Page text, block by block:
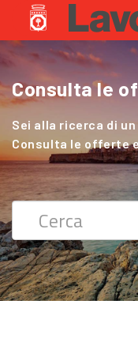
Consulta le
Sei alla ricerca di
Consulta le offerte
Cerchi
?
Sei alla ricerca di
Consulta le offerte